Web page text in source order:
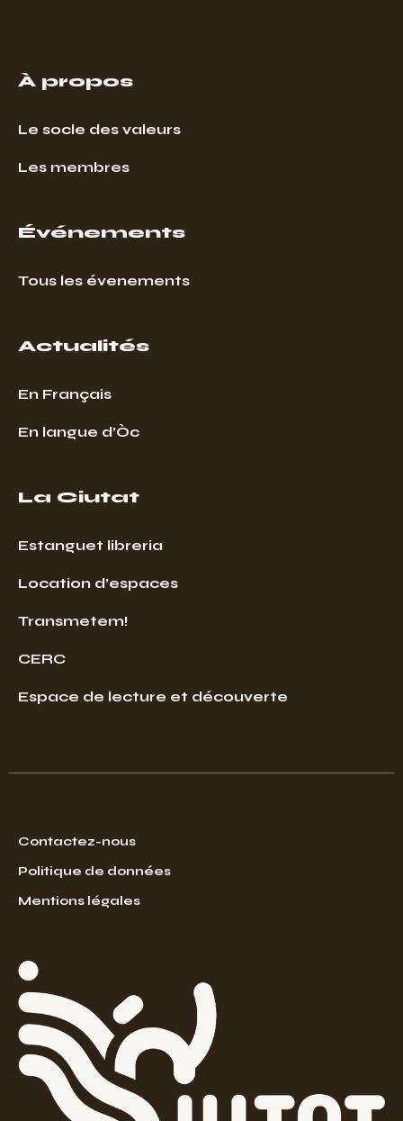
À propos
Le socle des valeurs
Les membres
Événements
Tous les évenements
Actualités
En Français
En langue d’Òc
La Ciutat
Estanguet libreria
Location d’espaces
Transmetem!
CERC
Espace de lecture et découverte
Contactez-nous
Politique de données
Mentions légales